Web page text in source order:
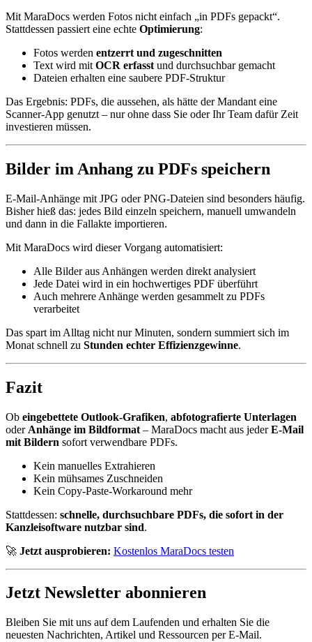
Mit MaraDocs werden Fotos nicht einfach „in PDFs gepackt“.
Stattdessen passiert eine echte Optimierung:
Fotos werden entzerrt und zugeschnitten
Text wird mit OCR erfasst und durchsuchbar gemacht
Dateien erhalten eine saubere PDF-Struktur
Das Ergebnis: PDFs, die aussehen, als hätte der Mandant eine
Scanner-App genutzt – nur ohne dass Sie oder Ihr Team dafür Zeit
investieren müssen.
Bilder im Anhang zu PDFs speichern
E-Mail-Anhänge mit JPG oder PNG-Dateien sind besonders häufig.
Bisher hieß das: jedes Bild einzeln speichern, manuell umwandeln
und dann in die Fallakte importieren.
Mit MaraDocs wird dieser Vorgang automatisiert:
Alle Bilder aus Anhängen werden direkt analysiert
Jede Datei wird in ein hochwertiges PDF überführt
Auch mehrere Anhänge werden gesammelt zu PDFs
verarbeitet
Das spart im Alltag nicht nur Minuten, sondern summiert sich im
Monat schnell zu Stunden echter Effizienzgewinne.
Fazit
Ob eingebettete Outlook-Grafiken, abfotografierte Unterlagen
oder Anhänge im Bildformat – MaraDocs macht aus jederE-Mail
mit Bildern sofort verwendbare PDFs.
Kein manuelles Extrahieren
Kein mühsames Zuschneiden
Kein Copy-Paste-Workaround mehr
Stattdessen: schnelle, durchsuchbare PDFs, die sofort in der
Kanzleisoftware nutzbar sind.
🚀 Jetzt ausprobieren: Kostenlos MaraDocs testen
Jetzt Newsletter abonnieren
Bleiben Sie mit uns auf dem Laufenden und erhalten Sie die
neuesten Nachrichten, Artikel und Ressourcen per E-Mail.